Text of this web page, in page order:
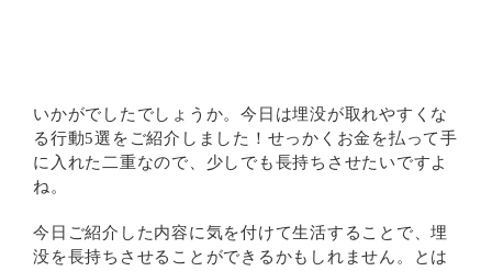
いかがでしたでしょうか。今日は埋没が取れやすくな
る行動5選をご紹介しました！せっかくお金を払って手
に入れた二重なので、少しでも長持ちさせたいですよ
ね。
今日ご紹介した内容に気を付けて生活することで、埋
没を長持ちさせることができるかもしれません。とは